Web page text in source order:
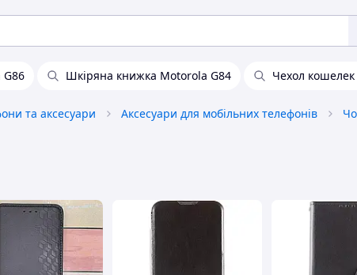
Шкіряна книжка Motorola G84 Чехол
та аксесуари Аксесуари для мобільних телефонів